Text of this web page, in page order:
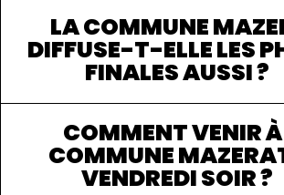
LA COMMUNE
DIFFUSE-T-ELLE LES
FINALES AUSSI ?
COMMENT VENIR
COMMUNE
VENDREDI SOIR ?